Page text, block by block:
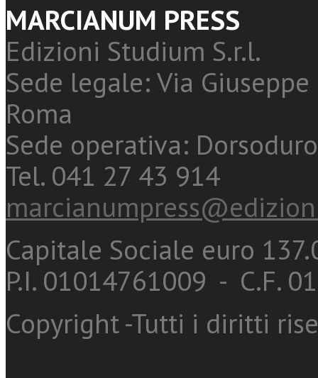
MARCIANUM PRESS
Edizioni Studium S.r.l.
Sede legale: Via
Roma
Sede operativa:
Tel. 041 27 43 914
Capitale Sociale euro
P.I. 01014761009 - C.F.
Copyright -Tutti i diritti